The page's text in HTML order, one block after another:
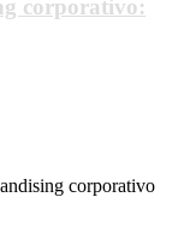
corporativo:
corporativo